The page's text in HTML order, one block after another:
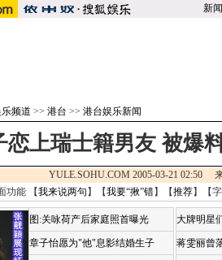
新闻
频道 >> 港台 >> 港台娱乐新闻
恋上瑞士籍男友 被爆
YULE.SOHU.COM 2005-03-21 02:50
功能 【我来说两句 】【我要“揪”错】【推荐】【
图:关咏荷产后家庭照首曝光
章子怡愿为"他"息影结婚生子
大牌明星
蒋雯丽曾